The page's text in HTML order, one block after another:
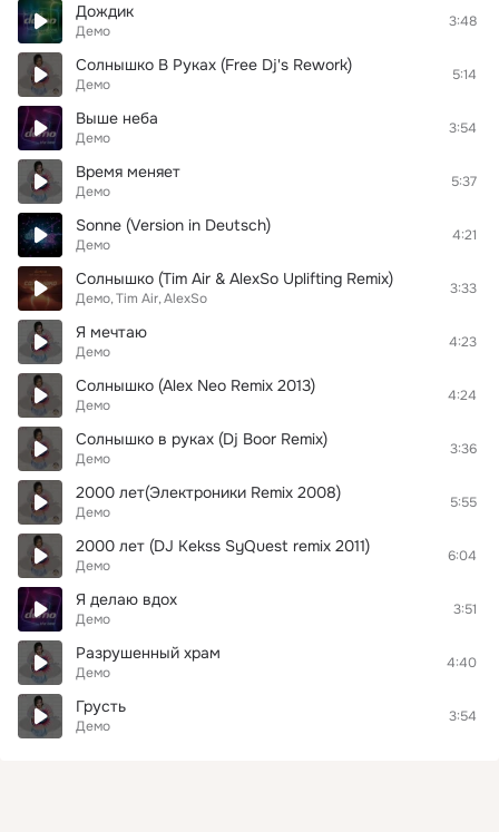
Дождик
Демо
3:48
Солнышко В Руках (Free Dj's Rework)
Демо
5:14
Выше неба
Демо
3:54
Время меняет
Демо
5:37
Sonne (Version in Deutsch)
Демо
4:21
Солнышко (Tim Air & AlexSo Uplifting Remix)
Демо Tim Air AlexSo
3:33
Я мечтаю
Демо
4:23
Солнышко (Alex Neo Remix 2013)
Демо
4:24
Солнышко в руках (Dj Boor Remix)
Демо
3:36
2000 лет(Электроники Remix 2008)
Демо
5:55
2000 лет (DJ Kekss SyQuest remix 2011)
Демо
6:04
Я делаю вдох
Демо
3:51
Разрушенный храм
Демо
4:40
Грусть
Демо
3:54